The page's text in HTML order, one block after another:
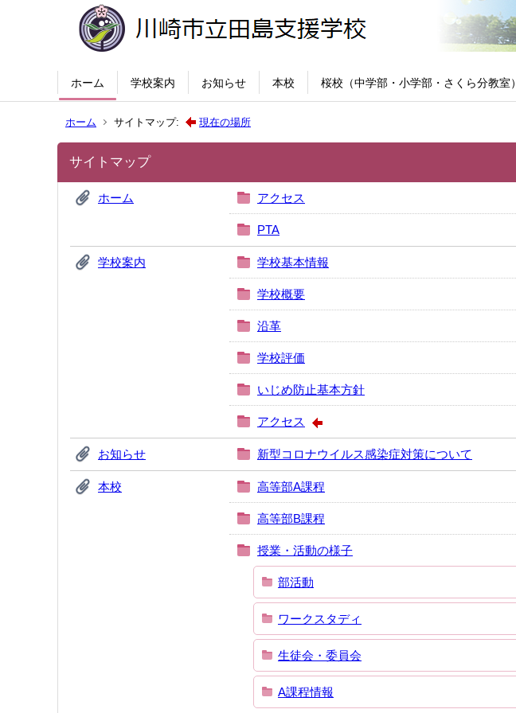
ホーム 学校案内 お知らせ 本校 桜校（中学部・小学部・さくら分教室）
ホーム サイトマップ: 現在の場所
サイトマップ
ホーム アクセス
PTA
学校案内 学校基本情報
学校概要
沿革
学校評価
いじめ防止基本方針
アクセス
お知らせ 新型コロナウイルス感染症対策について
本校 高等部A課程
高等部B課程
授業・活動の様子
部活動
ワークスタディ
生徒会・委員会
A課程情報